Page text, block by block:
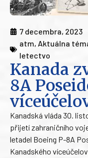
7 decembra, 2023
atm, Aktuálna
letectvo
Kanada
8A
Kanadská vláda 30.
přijetí zahraničního
letadel Boeing P-8A
Kanadského